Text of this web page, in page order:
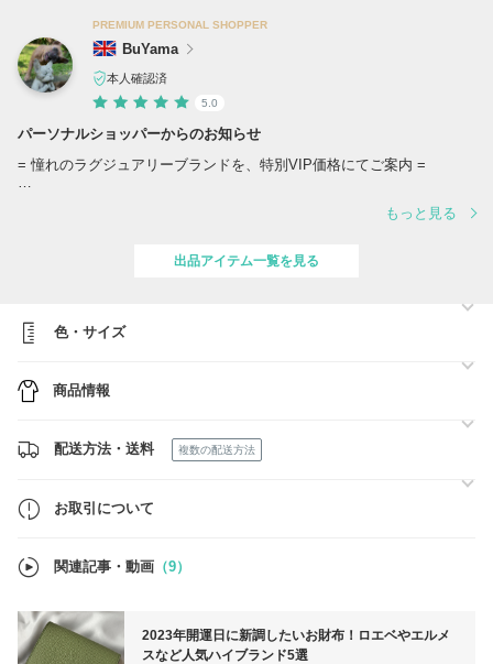
PREMIUM PERSONAL SHOPPER
BuYama
本人確認済
5.0
パーソナルショッパーからのお知らせ
= 憧れのラグジュアリーブランドを、特別VIP価格にてご案内 =
Dior・Loewe・Celine・Tod’s など、人気のハイブランドを豊富にライ
当店では、法人契約による正規ルートでの買付けを実現し、信頼と品質
さらに【タイムセール】も同時開催中！
今だけの限定プライスを、ぜひお見逃しなく
もっと見る
出品アイテム一覧を見る
色・サイズ
商品情報
配送方法・送料 複数の配送方法
お取引について
関連記事・動画 （9）
2023年開運日に新調したいお財布！ロエベやエルメ
スなど人気ハイブランド5選